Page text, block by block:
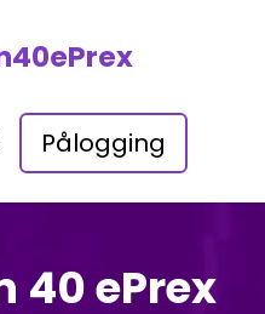
Pålogging
40 ePrex